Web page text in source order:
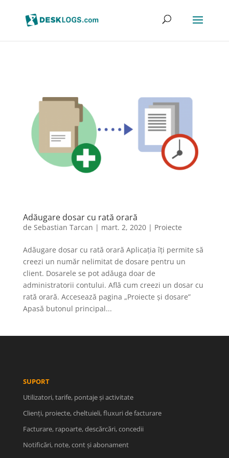
Adăugare dosar cu rată orară
de Sebastian Tarcan | mart. 2, 2020| Proiecte
Adăugare dosar cu rată orară Aplicația îți permite să
creezi un număr nelimitat de dosare pentru un
client. Dosarele se pot adăuga doar de
administratorii contului. Află cum creezi un dosar cu
rată orară. Accesează pagina „Proiecte și dosare”
Apasă butonul principal...
SUPORT
Utilizatori, tarife, pontaje și activitate
Clienți, proiecte, cheltuieli, fluxuri de facturare
Facturare, rapoarte, descărcări, concedii
Notificări, note, cont și abonament